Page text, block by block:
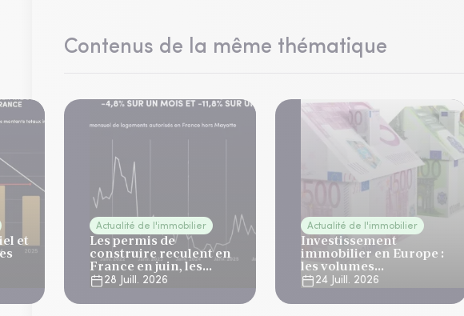
Contenus de la même thématique
et
Actualité de l'immobilier
Les permis de
construire reculent en
France en juin, les
mises en chantier
restent solides
28 Juill. 2026
Actualité de l'immobilier
Investissement
immobilier en Europe :
les volumes
progressent de 6%
24 Juill. 2026